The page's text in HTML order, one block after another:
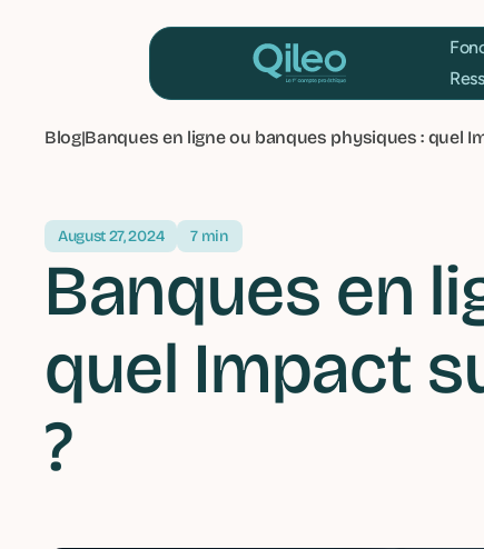
Blog|Banques en ligne ou banques physiques : quel
August 27, 2024 7 min
Banques en
quel Impact
?